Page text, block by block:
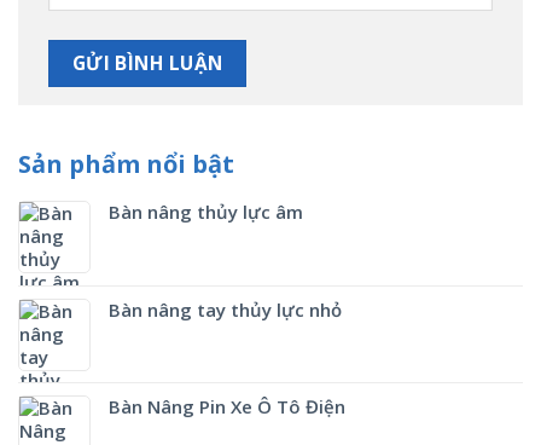
Sản phẩm nổi bật
Bàn nâng thủy lực âm
Bàn nâng tay thủy lực nhỏ
Bàn Nâng Pin Xe Ô Tô Điện